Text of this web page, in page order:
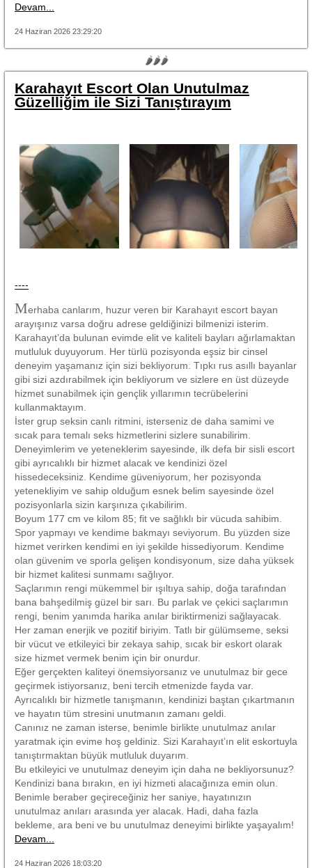
Devam...
24 Haziran 2026 23:29:20
🌶🌶🌶
Karahayıt Escort Olan Unutulmaz
Güzelliğim ile Sizi Tanıştırayım
----
Merhaba canlarım, huzur veren bir Karahayıt escort bayan
arayışınız varsa doğru adrese geldiğinizi bilmenizi isterim.
Karahayıt’da bulunan evimde elit ve kaliteli bayları ağırlamaktan
mutluluk duyuyorum. Her türlü pozisyonda eşsiz bir cinsel
deneyim yaşamanız için sizi bekliyorum. Tıpkı rus asıllı bayanlar
gibi sizi azdırabilmek için bekliyorum ve sizlere en üst düzeyde
hizmet sunabilmek için gençlik yıllarımın tecrübelerini
kullanmaktayım.
İster grup seksin canlı ritmini, isterseniz de daha samimi ve
sıcak para temalı seks hizmetlerini sizlere sunabilirim.
Deneyimlerim ve yeteneklerim sayesinde, ilk defa bir sisli escort
gibi ayrıcalıklı bir hizmet alacak ve kendinizi özel
hissedeceksiniz. Kendime güveniyorum, her pozisyonda
yetenekliyim ve sahip olduğum esnek belim sayesinde özel
pozisyonlarla sizin karşınıza çıkabilirim.
Boyum 177 cm ve kilom 85; fit ve sağlıklı bir vücuda sahibim.
Spor yapmayı ve kendime bakmayı seviyorum. Bu yüzden size
hizmet verirken kendimi en iyi şekilde hissediyorum. Kendime
olan güvenim ve sporla gelişen kondisyonum, size daha yüksek
bir hizmet kalitesi sunmamı sağlıyor.
Saçlarımın rengi mükemmel bir ışıltıya sahip, doğa tarafından
bana bahşedilmiş güzel bir sarı. Bu parlak ve çekici saçlarımın
rengi, benim yanımda harika anılar biriktirmenizi sağlayacak.
Her zaman enerjik ve pozitif biriyim. Tatlı bir gülümseme, seksi
bir vücut ve etkileyici bir zekaya sahip, sıcak bir eskort olarak
size hizmet vermek benim için bir onurdur.
Eğer gerçekten kaliteyi önemsiyorsanız ve unutulmaz bir gece
geçirmek istiyorsanız, beni tercih etmenizde fayda var.
Ayrıcalıklı bir hizmetle tanışmanın, kendinizi baştan çıkartmanın
ve hayatın tüm stresini unutmanın zamanı geldi.
Canınız ne zaman isterse, benimle birlikte unutulmaz anılar
yaratmak için evime hoş geldiniz. Sizi Karahayıt’ın elit eskortuyla
tanıştırmaktan büyük mutluluk duyarım.
Bu etkileyici ve unutulmaz deneyim için daha ne bekliyorsunuz?
Kendinizi bana bırakın, en iyi hizmeti alacağınıza emin olun.
Benimle beraber geçireceğiniz her saniye, hayatınızın
unutulmaz anıları arasında yer alacak. Hadi, daha fazla
bekleme, ara beni ve bu unutulmaz deneyimi birlikte yaşayalım!
Devam...
24 Haziran 2026 18:03:20